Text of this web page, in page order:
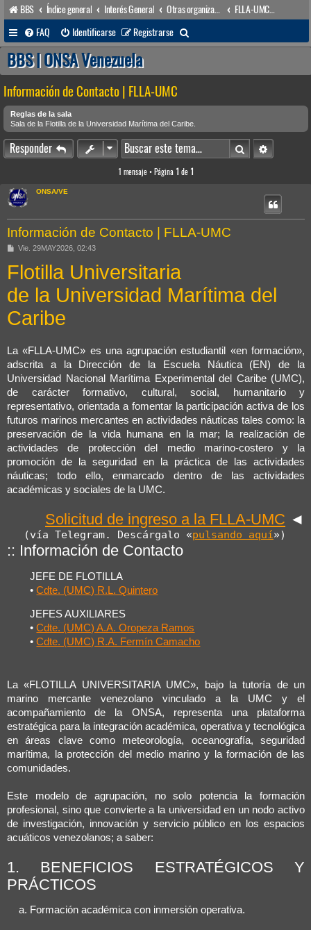
BBS Índice general Interés General Otras organizaciones
FAQ
Identificarse Registrarse
u
a
r
BBS | ONSA Venezuela
Información de Contacto | FLLA-UMC
Reglas de la sala
Sala de la Flotilla de la Universidad Marítima del Caribe.
Responder BuscarBúsqueda
1 mensaje • Página 1 de 1
ONSA/VE
Información de Contacto | FLLA-UMC
M
n
s
j
e
Vie. 29MAY2026, 02:43
Flotilla Universitaria
de la Universidad Marítima del
Caribe
La «FLLA-UMC» es una agrupación estudiantil «en formación»,
adscrita a la Dirección de la Escuela Náutica (EN) de la
Universidad Nacional Marítima Experimental del Caribe (UMC),
de carácter formativo, cultural, social, humanitario y
representativo, orientada a fomentar la participación activa de los
futuros marinos mercantes en actividades náuticas tales como: la
preservación de la vida humana en la mar; la realización de
actividades de protección del medio marino-costero y la
promoción de la seguridad en la práctica de las actividades
náuticas; todo ello, enmarcado dentro de las actividades
académicas y sociales de la UMC.
Solicitud de ingreso a la FLLA-UMC ◄
(vía Telegram. Descárgalo «pulsando aquí»)
:: Información de Contacto
JEFE DE FLOTILLA
•Cdte. (UMC) R.L. Quintero
JEFES AUXILIARES
•Cdte. (UMC) A.A. Oropeza Ramos
•Cdte. (UMC) R.A. Fermín Camacho
La «FLOTILLA UNIVERSITARIA UMC», bajo la tutoría de un
marino mercante venezolano vinculado a la UMC y el
acompañamiento de la ONSA, representa una plataforma
estratégica para la integración académica, operativa y tecnológica
en áreas clave como meteorología, oceanografía, seguridad
marítima, la protección del medio marino y la formación de las
comunidades.
Este modelo de agrupación, no solo potencia la formación
profesional, sino que convierte a la universidad en un nodo activo
de investigación, innovación y servicio público en los espacios
acuáticos venezolanos; a saber:
1. BENEFICIOS ESTRATÉGICOS Y
PRÁCTICOS
Formación académica con inmersión operativa.